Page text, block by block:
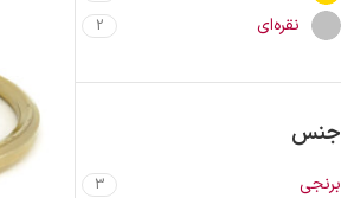
نقره‌ای 2
جنس
برنجی 3